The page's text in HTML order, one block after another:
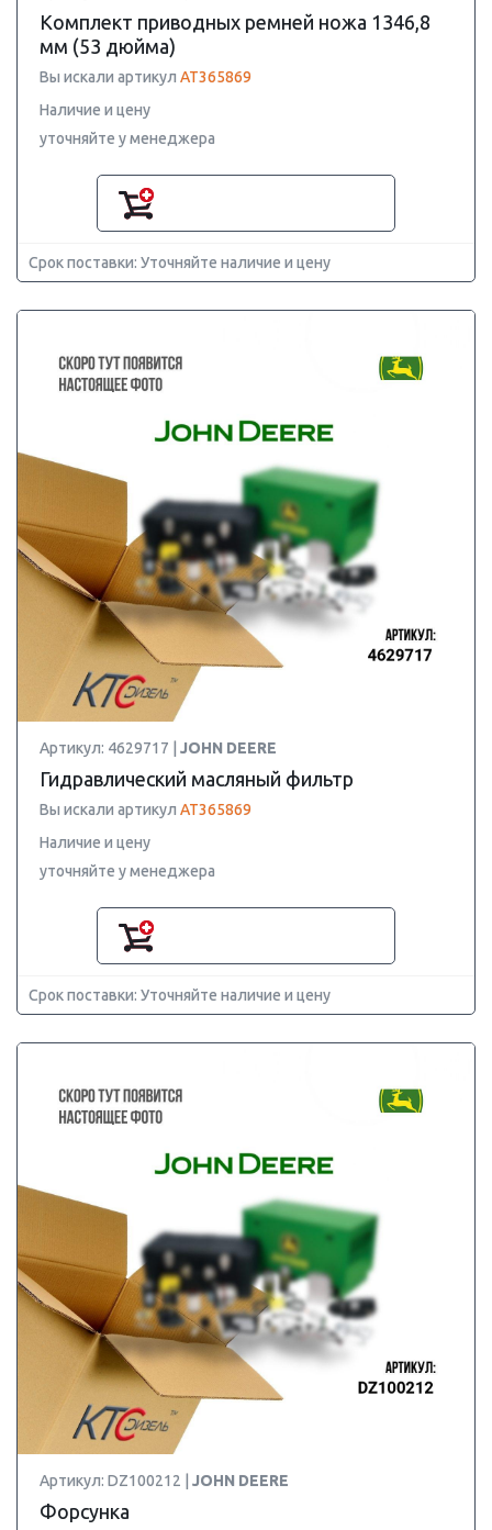
Комплект приводных ремней ножа 1346,8
мм (53 дюйма)
Вы искали артикул AT365869
Наличие и цену
уточняйте у менеджера
Срок поставки: Уточняйте наличие и цену
Артикул: 4629717 | JOHN DEERE
Гидравлический масляный фильтр
Вы искали артикул AT365869
Наличие и цену
уточняйте у менеджера
Срок поставки: Уточняйте наличие и цену
Артикул: DZ100212 | JOHN DEERE
Форсунка